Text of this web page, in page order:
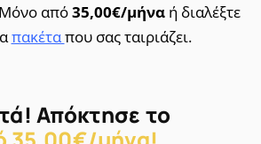
από35,00€/μήνα ή διαλέξτε
πακέταπου σας ταιριάζει.
Απόκτησε το